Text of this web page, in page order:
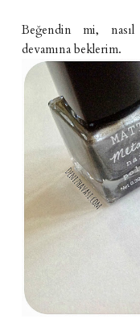
Beğendin mi,
devamına beklerim.